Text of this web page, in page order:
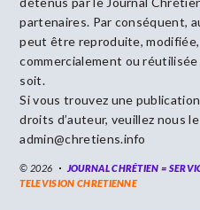
partenaires. Par conséquent,
peut être reproduite,
commercialement ou
soit.
Si vous trouvez une
droits d’auteur, veuillez nous
admin@chretiens.info
© 2026 JOURNAL CHRÉTIEN =
TELEVISION CHRETIENNE